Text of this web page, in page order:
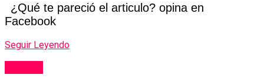
¿Qué te pareció el articulo? opina en
Facebook
Seguir Leyendo